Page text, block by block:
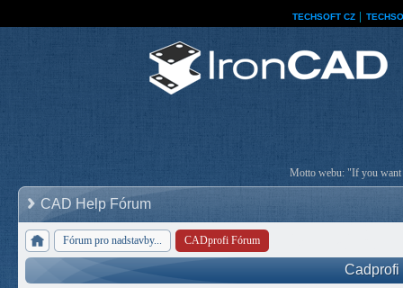
TECHSOFT CZ
Motto webu: "If you want
CAD Help Fórum
Fórum pro nadstavby... CADprofi Fórum
Cadprofi